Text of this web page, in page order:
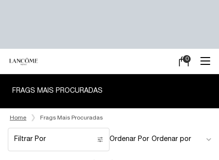
Meu
0
0 product in
FRAGS MAIS PROCURADAS
Home Frags Mais Procuradas
Filtrar Por
Filters menu
Ordenar Por